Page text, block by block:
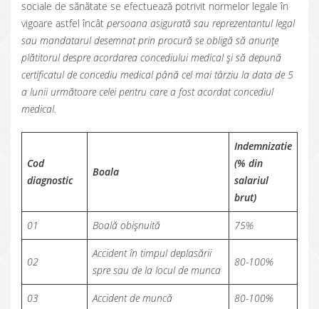
sociale de sănătate se efectuează potrivit normelor legale în
vigoare astfel încât persoana asigurată sau reprezentantul legal
sau mandatarul desemnat prin procură se obligă să anunțe
plătitorul despre acordarea concediului medical și să depună
certificatul de concediu medical până cel mai târziu la data de 5
a lunii următoare celei pentru care a fost acordat concediul
medical.
Cod
diagnostic
Boala
Indemnizatie
(% din
salariul
brut)
01 Boală obișnuită 75%
02
Accident în timpul deplasării
spre sau de la locul de munca
80-100%
03 Accident de muncă 80-100%